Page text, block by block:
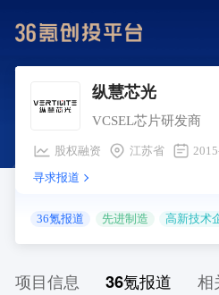
纵慧芯光
VCSEL芯片研发商
股权融资 江苏省
寻求报道
36氪报道 先进制造 高新技术
项目信息 36氪报道 相